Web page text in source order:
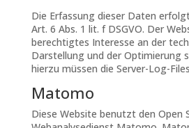
Die Erfassung dieser Daten
Art. 6 Abs. 1 lit. f DSGVO. Der
berechtigtes Interesse an der
Darstellung und der Optimierung
hierzu müssen die Server-Log-
Matomo
Diese Website benutzt den Open